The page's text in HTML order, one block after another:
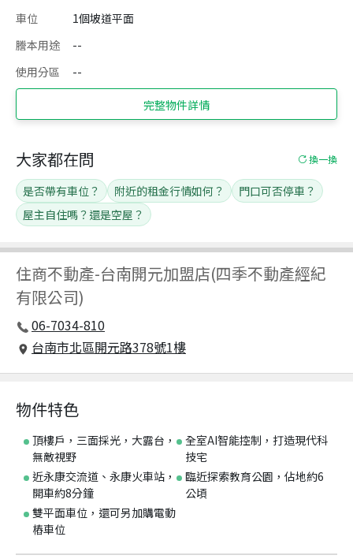
車位
1個坡道平面
謄本用途
--
使用分區
--
完整物件詳情
住商不動產-台南開元加盟店(四季不動產經紀
有限公司)
06-7034-810
台南市北區開元路378號1樓
大家都在問 換一換
是否帶有車位？ 附近的租金行情如何？
門口可否停車？
屋主自住嗎？還是空屋？
物件特色
頂樓戶，三面採光，大露台，
無敵視野
全室AI智能控制，打造現代科
技宅
近永康交流道、永康火車站，
開車約8分鐘
臨近探索教育公園，佔地約6
公頃
雙平面車位，還可另加購電動
樁車位